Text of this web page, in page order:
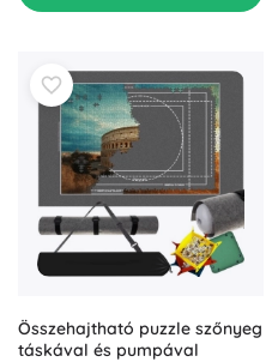
Összehajtható puzzle szőnyeg
táskával és pumpával